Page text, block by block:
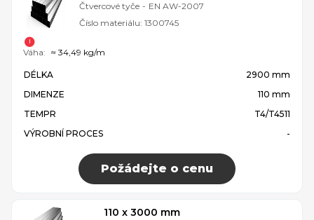
Čtvercové tyče - EN AW-2007
Číslo materiálu: 1300745
DÉLKA
2900 mm
DIMENZE
110 mm
TEMPR
T4/T4511
VÝROBNÍ PROCES
-
Požádejte o cenu
Váha: ≈ 34,49 kg/m
110 x 3000 mm